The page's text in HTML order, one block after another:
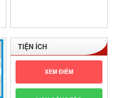
TIỆN ÍCH
XEM ĐIỂM